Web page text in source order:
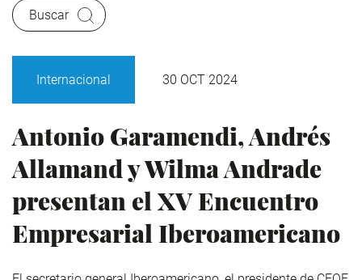
Buscar
Internacional 30 OCT 2024
Antonio Garamendi, Andrés
Allamand y Wilma Andrade
presentan el XV Encuentro
Empresarial Iberoamericano